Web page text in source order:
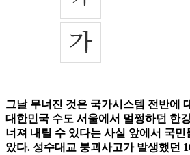
그날 무너진 것은 국가시스템 전반에
대한민국 수도 서울에서 멀쩡하던 한
너져 내릴 수 있다는 사실 앞에서 국
았다. 성수대교 붕괴사고가 발생했던